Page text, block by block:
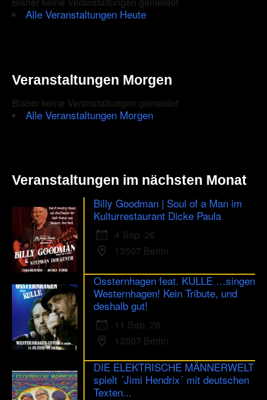
Alle Veranstaltungen Heute
Veranstaltungen Morgen
Bisher keine Veranstaltungen gemeldet
Alle Veranstaltungen Morgen
Veranstaltungen im nächsten Monat
Billy Goodman | Soul of a Man im
Kulturrestaurant Dicke Paula
4 Sep. 26
13507 Berlin
Ossternhagen feat. KULLE …singen
Westernhagen! Kein Tribute, und
deshalb gut!
11 Sep. 26
13507 Berlin
DIE ELEKTRISCHE MÄNNERWELT
spielt ´Jimi Hendrix´ mit deutschen
Texten...